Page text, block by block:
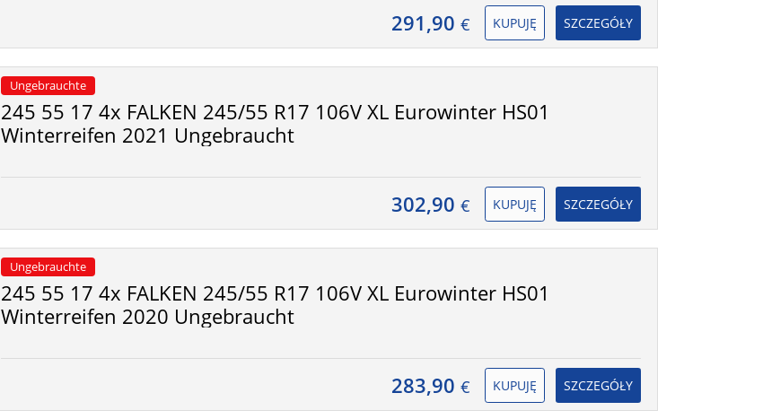
291,90 € KUPUJĘ SZCZEGÓŁY
Ungebrauchte
245 55 17 4x FALKEN 245/55 R17 106V XL Eurowinter HS01
Winterreifen 2021 Ungebraucht
302,90 € KUPUJĘ SZCZEGÓŁY
Ungebrauchte
245 55 17 4x FALKEN 245/55 R17 106V XL Eurowinter HS01
Winterreifen 2020 Ungebraucht
283,90 € KUPUJĘ SZCZEGÓŁY